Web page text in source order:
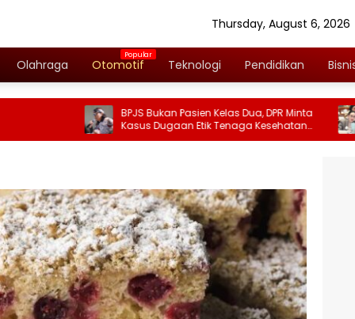
Thursday, August 6, 2026
Olahraga Otomotif Teknologi Pendidikan
BPJS Bukan Pasien Kelas Dua, DPR Minta
Kasus Dugaan Etik Tenaga Kesehatan
Diusut Tuntas
Kasus
UU PDP